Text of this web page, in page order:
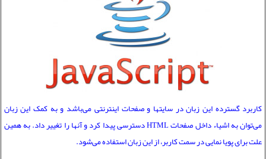
کاربرد گسترده این زبان در سایتها و صفحات اینترنتی می‌باشد و به کمک این زبان
می‌توان به اشیاء داخل صفحات HTML دسترسی پیدا کرد و آنها را تغییر داد. به همین
علت برای پویا نمایی در سمت کاربر، از این زبان استفاده می‌شود.